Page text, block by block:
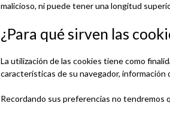
malicioso, ni puede tener una longitud
¿Para qué sirven las
La utilización de las cookies tiene como
características de su navegador, información
Recordando sus preferencias no tendremos